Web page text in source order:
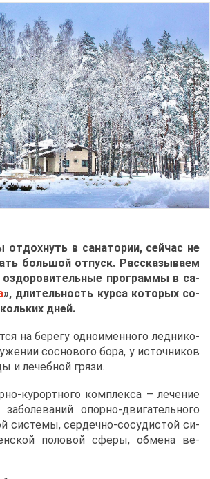
от­дох­нуть в са­на­то­рии, сей­час не
боль­шой от­пуск. Рас­ска­зы­ва­ем
оздо­ро­ви­тель­ные про­грам­мы в са­
», дли­тель­ность кур­са ко­то­рых со­
дней.
на бе­ре­гу од­но­имен­но­го лед­ни­ко­
сос­но­во­го бо­ра, у ис­точ­ни­ков
и ле­чеб­ной гря­зи.
ку­рорт­но­го ком­плек­са – ле­че­ние
опор­но-дви­га­тель­но­го
си­сте­мы, сер­деч­но-со­су­ди­стой си­
по­ло­вой сфе­ры, об­ме­на ве­